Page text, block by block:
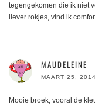
tegengekomen die ik niet
liever rokjes, vind ik
MAUDELEINE
MAART 25,
Mooie broek, vooral de